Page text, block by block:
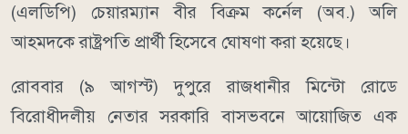
(এলডিপি) চেয়ারম্যান বীর বিক্রম কর্নেল (অব.) অলি
আহমদকে রাষ্ট্রপতি প্রার্থী হিসেবে ঘোষণা করা হয়েছে।
রোববার (৯ আগস্ট) দুপুরে রাজধানীর মিন্টো রোডে
বিরোধীদলীয় নেতার সরকারি বাসভবনে আয়োজিত এক